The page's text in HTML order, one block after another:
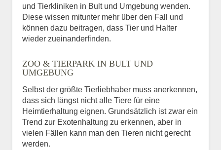
und Tierkliniken in Bult und Umgebung wenden.
Diese wissen mitunter mehr über den Fall und
können dazu beitragen, dass Tier und Halter
wieder zueinanderfinden.
ZOO & TIERPARK IN BULT UND
UMGEBUNG
Selbst der größte Tierliebhaber muss anerkennen,
dass sich längst nicht alle Tiere für eine
Heimtierhaltung eignen. Grundsätzlich ist zwar ein
Trend zur Exotenhaltung zu erkennen, aber in
vielen Fällen kann man den Tieren nicht gerecht
werden.